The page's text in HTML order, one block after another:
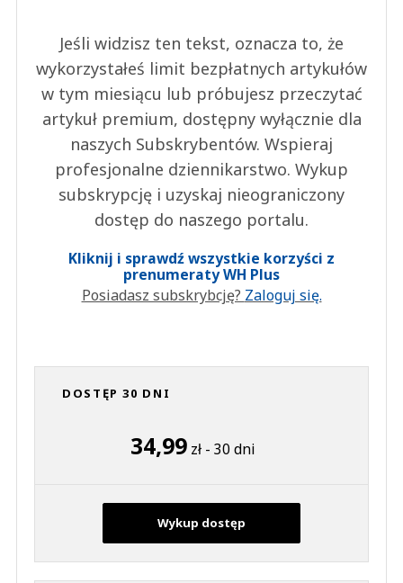
Jeśli widzisz ten tekst, oznacza to, że
wykorzystałeś limit bezpłatnych artykułów
w tym miesiącu lub próbujesz przeczytać
artykuł premium, dostępny wyłącznie dla
naszych Subskrybentów. Wspieraj
profesjonalne dziennikarstwo. Wykup
subskrypcję i uzyskaj nieograniczony
dostęp do naszego portalu.
Kliknij i sprawdź wszystkie korzyści z
prenumeraty WH Plus
Posiadasz subskrybcję? Zaloguj się.
DOSTĘP 30 DNI
34,99 zł - 30 dni
Wykup dostęp